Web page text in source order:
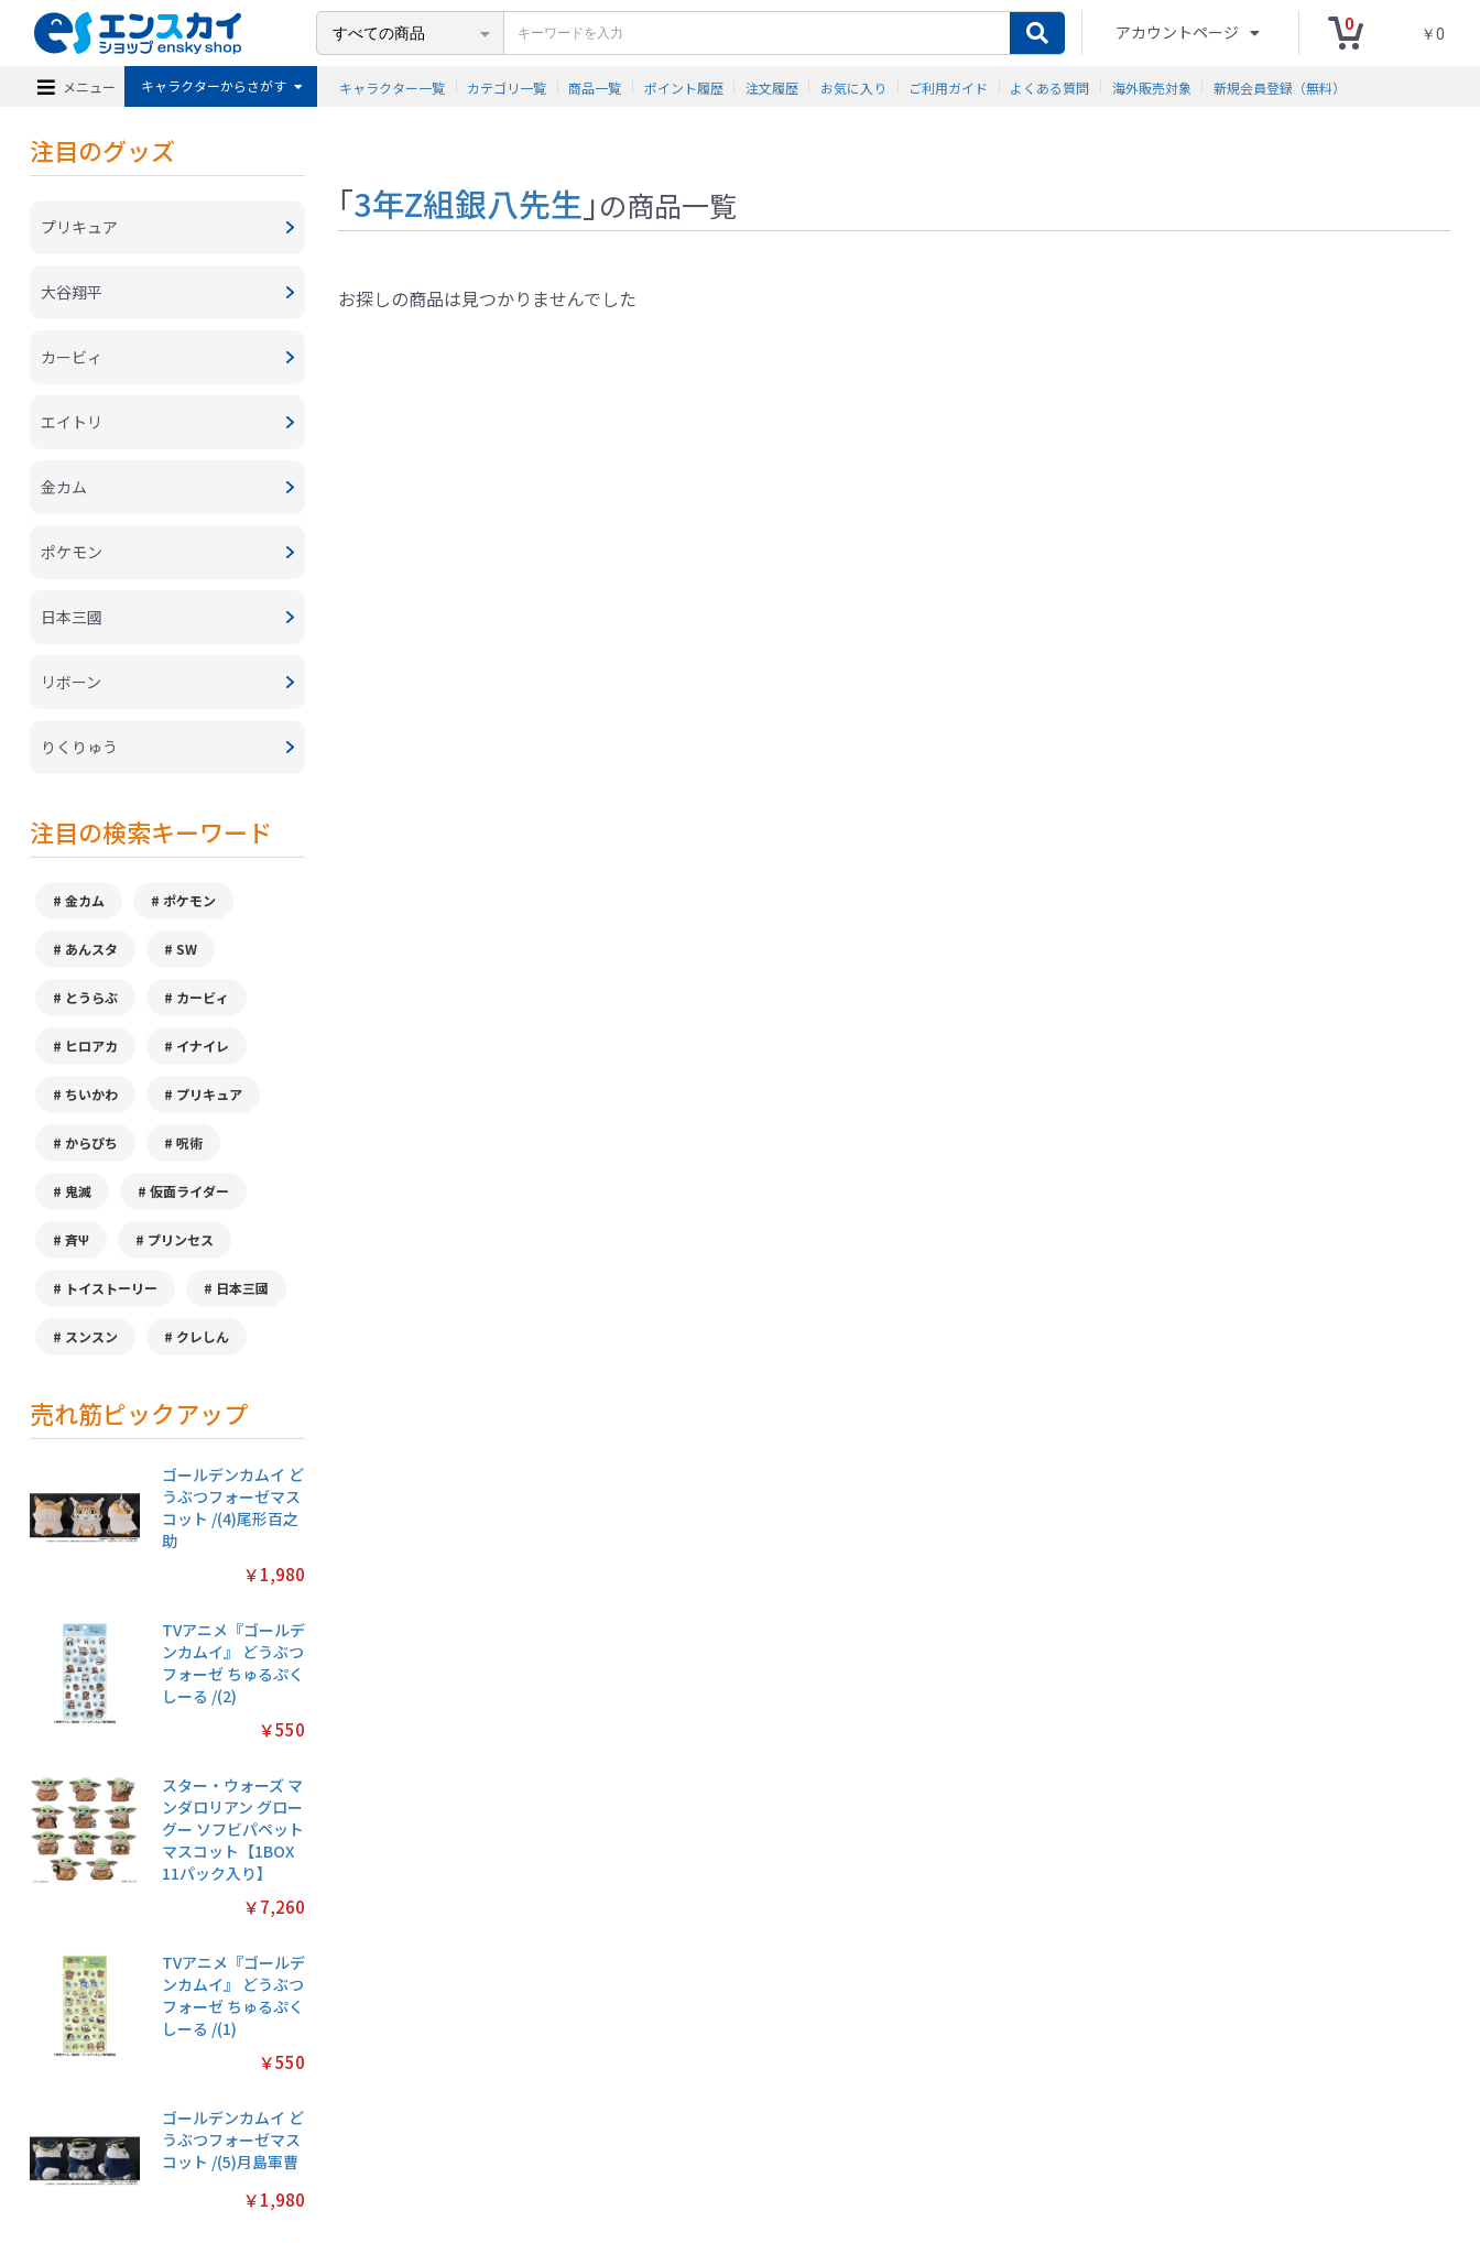
アカウントページ 0
￥0
メニュー キャラクターからさがす キャラクター一覧 カテゴリ一覧 商品一覧 ポイント履歴 注文履歴 お気に入り ご利用ガイド よくある質問 海外販売対象 新規会員登録（無料）
注目のグッズ
プリキュア
大谷翔平
カービィ
エイトリ
金カム
ポケモン
日本三國
リボーン
りくりゅう
注目の検索キーワード
金カム ポケモン
あんスタ SW
とうらぶ カービィ
ヒロアカ イナイレ
ちいかわ プリキュア
からぴち 呪術
鬼滅 仮面ライダー
斉Ψ プリンセス
トイストーリー 日本三國
スンスン クレしん
売れ筋ピックアップ
ゴールデンカムイ ど
うぶつフォーゼマス
コット /(4)尾形百之
助
￥1,980
TVアニメ『ゴールデ
ンカムイ』 どうぶつ
フォーゼ ちゅるぷく
しーる /(2)
￥550
スター・ウォーズ マ
ンダロリアン グロー
グー ソフビパペット
マスコット【1BOX
11パック入り】
￥7,260
TVアニメ『ゴールデ
ンカムイ』 どうぶつ
フォーゼ ちゅるぷく
しーる /(1)
￥550
ゴールデンカムイ ど
うぶつフォーゼマス
コット /(5)月島軍曹
￥1,980
「3年Z組銀八先生 」の商品一覧
お探しの商品は見つかりませんでした